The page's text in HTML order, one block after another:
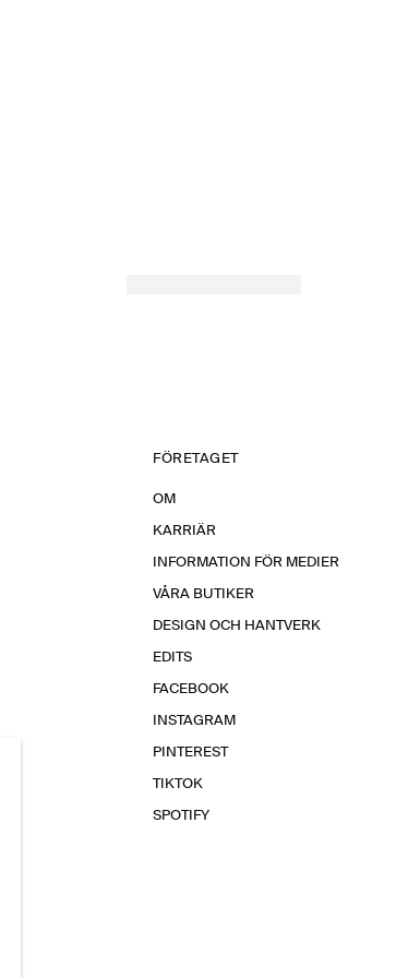
FÖRETAGET
OM
KARRIÄR
INFORMATION FÖR MEDIER
VÅRA BUTIKER
DESIGN OCH HANTVERK
EDITS
FACEBOOK
INSTAGRAM
PINTEREST
TIKTOK
SPOTIFY